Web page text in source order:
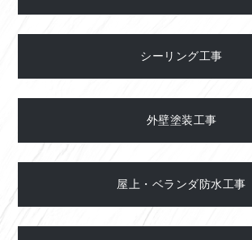
シーリング工事
外壁塗装工事
屋上・ベランダ防水工事